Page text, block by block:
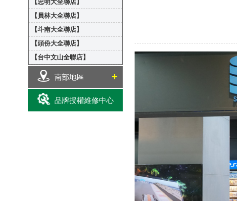
【忠明大全聯店】
【員林大全聯店】
【斗南大全聯店】
【頭份大全聯店】
【台中文山全聯店】
南部地區
品牌授權維修中心